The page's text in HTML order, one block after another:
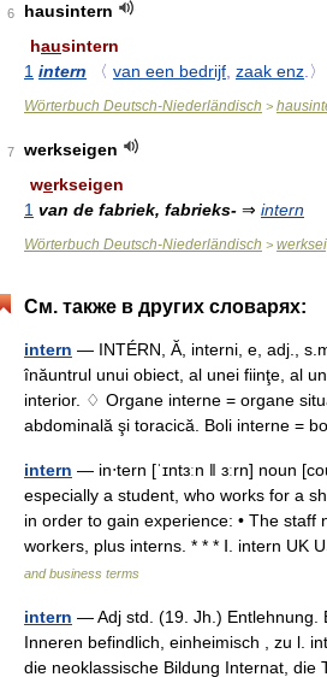
6
hausintern
hausintern
1 intern 〈 van een bedrijf zaak enz .〉
Wörterbuch Deutsch-Niederländisch >
7
werkseigen
werkseigen
1 van de fabriek, fabrieks- ⇒ intern
Wörterbuch Deutsch-Niederländisch >
См. также в других словарях:
intern — INTÉRN, Ă, interni, e, adj.,
înăuntrul unui obiect, al unei fiinţe, al
interior. ♢ Organe interne = organe
abdominală şi toracică. Boli interne =
intern — in‧tern [ˈɪntɜːn ǁ ɜːrn] noun
especially a student, who works for a
in order to gain experience: • The staff
workers, plus interns. * * * Ⅰ. intern UK
and business terms
intern — Adj std. (19. Jh.) Entlehnung.
Inneren befindlich, einheimisch , zu l.
die neoklassische Bildung Internat, die